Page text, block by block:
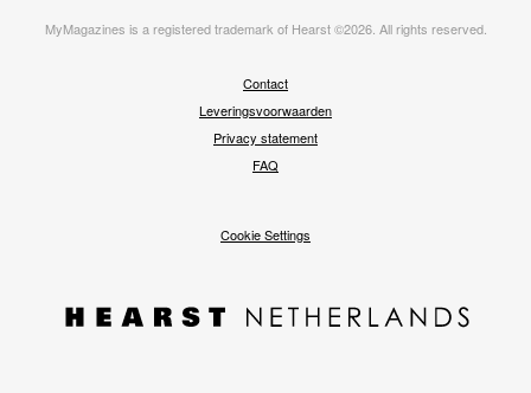
MyMagazines is a registered trademark of Hearst ©2026. All rights reserved.
Contact
Leveringsvoorwaarden
Privacy statement
FAQ
Cookie Settings